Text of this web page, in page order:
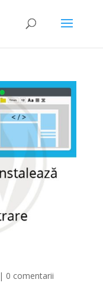
| 0 comentarii